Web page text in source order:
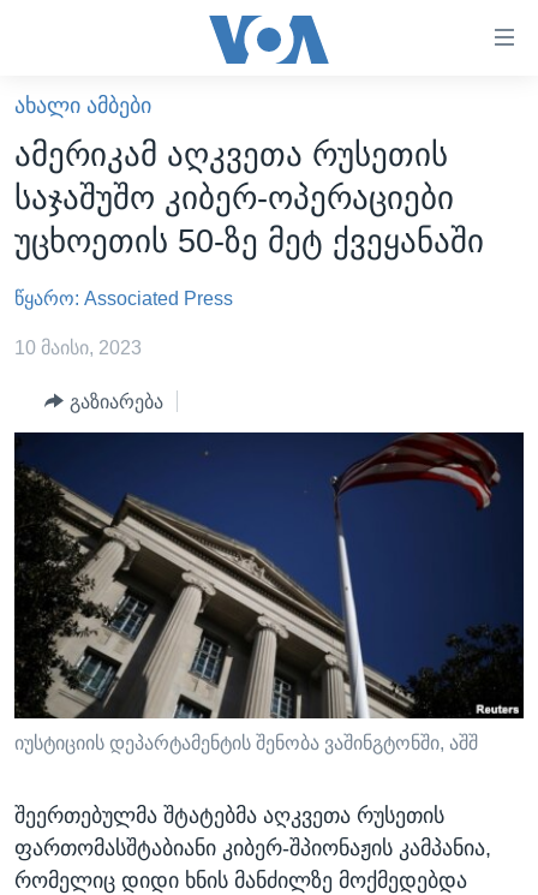
ხელმისაწვდომობისთვის
გადადით
მთავარზე
გადადით
მთავარ
ნავიგაციაზე
გადადით
ძიებაზე
ᲐᲮᲐᲚᲘ ᲐᲛᲑᲔᲑᲘ
ᲡᲐᲥᲐᲠᲗᲕᲔᲚᲝ
ᲐᲨᲨ
ᲐᲨᲨ-ᲘᲡ ᲐᲠᲩᲔᲕᲜᲔᲑᲘ 2024
ᲛᲡᲝᲤᲚᲘᲝ
ᲕᲘᲓᲔᲝᲔᲑᲘ
ᲒᲐᲓᲐᲪᲔᲛᲔᲑᲘ
ᲕᲐᲨᲘᲜᲒᲢᲝᲜᲘ ᲓᲦᲔᲡ
ᲮᲔᲓᲕᲐ ᲕᲐᲨᲘᲜᲒᲢᲝᲜᲘᲓᲐᲜ
ᲡᲢᲣᲓᲘᲐ ᲕᲐᲨᲘᲜᲒᲢᲝᲜᲘ
ᲡᲮᲕᲐ ᲡᲘᲐᲮᲚᲔᲔᲑᲘ
ᲞᲝᲚᲘᲢᲘᲙᲐ
ᲔᲙᲝᲜᲝᲛᲘᲙᲐ
ᲯᲐᲜᲛᲠᲗᲔᲚᲝᲑᲐ
ᲛᲔᲪᲜᲘᲔᲠᲔᲑᲐ
ᲘᲜᲢᲔᲠᲕᲘᲣ
ᲙᲣᲚᲢᲣᲠᲐ
ᲓᲔᲖᲘᲜᲤᲝᲠᲛᲐᲪᲘᲐ
ᲠᲣᲡᲔᲗᲘᲡ ᲨᲔᲭᲠᲐ ᲣᲙᲠᲐᲘᲜᲐᲨᲘ
Learning English
ᲗᲕᲐᲚᲘ ᲒᲕᲐᲓᲔᲕᲜᲔᲗ
ენები
ᲐᲮᲐᲚᲘ ᲐᲛᲑᲔᲑᲘ
ამერიკამ აღკვეთა რუსეთის
საჯაშუშო კიბერ-ოპერაციები
უცხოეთის 50-ზე მეტ ქვეყანაში
წყარო: Associated Press
10 მაისი, 2023
გაზიარება
იუსტიციის დეპარტამენტის შენობა ვაშინგტონში, აშშ
შეერთებულმა შტატებმა აღკვეთა რუსეთის
ფართომასშტაბიანი კიბერ-შპიონაჟის კამპანია,
რომელიც დიდი ხნის მანძილზე მოქმედებდა